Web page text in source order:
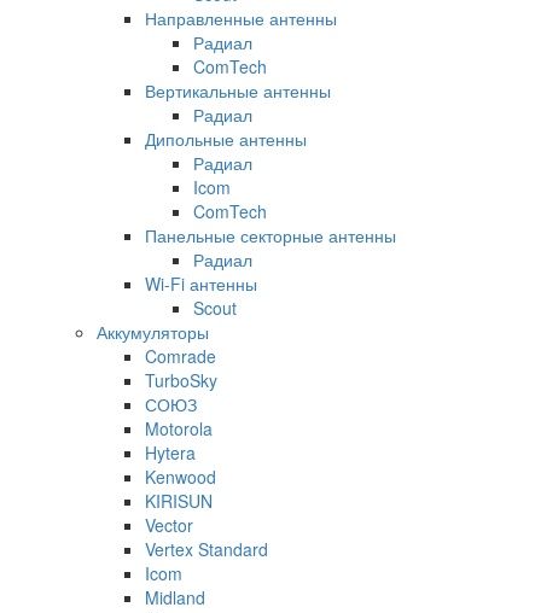
Направленные антенны
Радиал
ComTech
Вертикальные антенны
Радиал
Дипольные антенны
Радиал
Icom
ComTech
Панельные секторные антенны
Радиал
Wi-Fi антенны
Scout
Аккумуляторы
Comrade
TurboSky
СОЮЗ
Motorola
Hytera
Kenwood
KIRISUN
Vector
Vertex Standard
Icom
Midland